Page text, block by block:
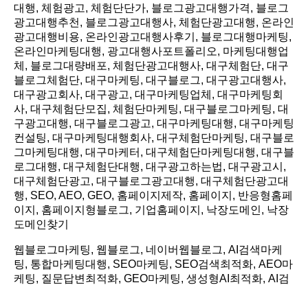
대행, 체험광고, 체험단단가, 블로그광고대행가격, 블로그
광고대행추천, 블로그광고대행사, 체험단광고대행, 온라인
광고대행비용, 온라인광고대행사후기, 블로그대행마케팅,
온라인마케팅대행, 광고대행사포트폴리오, 마케팅대행업
체, 블로그대량배포, 체험단광고대행사, 대구체험단, 대구
블로그체험단, 대구마케팅, 대구블로그, 대구광고대행사,
대구광고회사, 대구광고, 대구마케팅업체, 대구마케팅회
사, 대구체험단모집, 체험단마케팅, 대구블로그마케팅, 대
구광고대행, 대구블로그광고, 대구마케팅대행, 대구마케팅
컨설팅, 대구마케팅대행회사, 대구체험단마케팅, 대구블로
그마케팅대행, 대구마케터, 대구체험단마케팅대행, 대구블
로그대행, 대구체험단대행, 대구광고하는법, 대구광고시,
대구체험단광고, 대구블로그광고대행, 대구체험단광고대
행, SEO, AEO, GEO, 홈페이지제작, 홈페이지, 반응형홈페
이지, 홈페이지형블로그, 기업홈페이지, 낙장도메인, 낙장
도메인찾기
웹블로그마케팅, 웹블로그, 네이버웹블로그, AI검색마케
팅, 통합마케팅대행, SEO마케팅, SEO검색최적화, AEO마
케팅, 질문답변최적화, GEO마케팅, 생성형AI최적화, AI검